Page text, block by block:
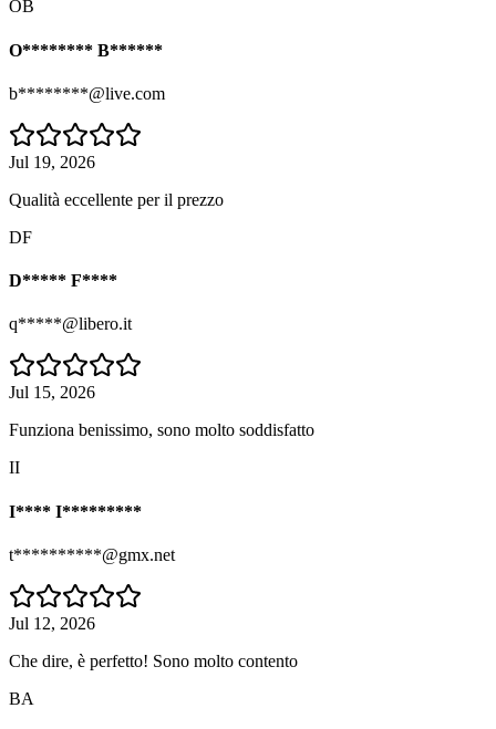
OB
O******** B******
b********@live.com
Jul 19, 2026
Qualità eccellente per il prezzo
DF
D***** F****
q*****@libero.it
Jul 15, 2026
Funziona benissimo, sono molto soddisfatto
II
I**** I*********
t**********@gmx.net
Jul 12, 2026
Che dire, è perfetto! Sono molto contento
BA